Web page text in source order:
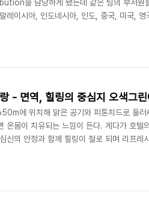
을 담당하게 됐는데 같은 팀의 부서원
레이시아, 인도네시아, 인도, 중국, 미국,
싱가포르도 고령화 사회로 진입한 후로는
직원들의 수는 전체 인원의 약 30~40%며
- 면역, 힐링의 중심지 오색그
에 위치해 맑은 공기와 피톤치드로 둘
온몸이 치유되는 느낌이 든다. 게다가 호텔
신의 안정과 함께 힐링이 절로 되며 리프레
얼 공사를 통해 휴양지 호텔(서울송도병원
다. 오색그린야드 호텔의 대표 시설로 손